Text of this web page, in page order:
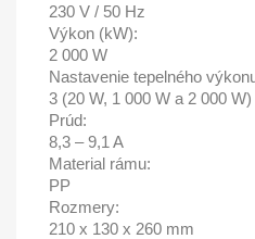
230 V / 50 Hz
Výkon (kW):
2 000 W
Nastavenie tepelného
3 (20 W, 1 000 W a 2 000 W)
Prúd:
8,3 – 9,1 A
Material rámu:
PP
Rozmery:
210 x 130 x 260 mm